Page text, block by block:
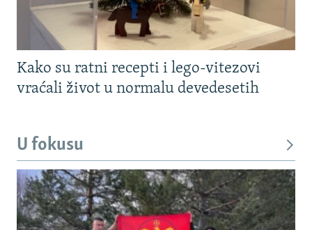
Kako su ratni recepti i lego-vitezovi
vraćali život u normalu devedesetih
U fokusu